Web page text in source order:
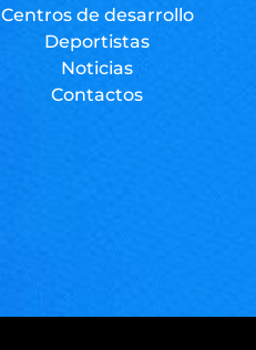
Centros de desarrollo
Deportistas
Noticias
Contactos